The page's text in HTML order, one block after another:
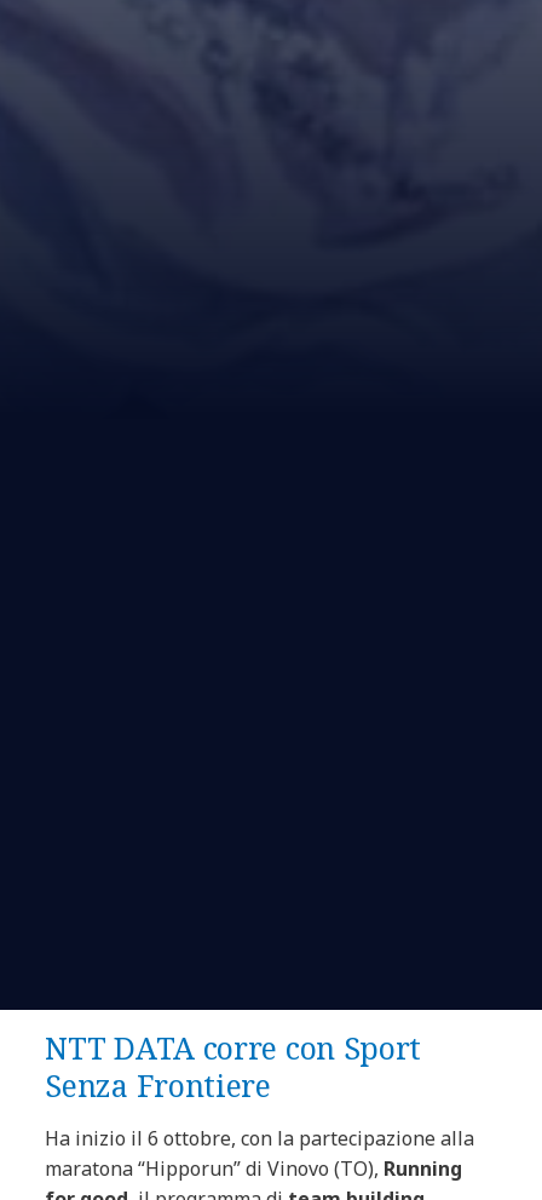
NTT DATA corre con Sport
Senza Frontiere
Ha inizio il 6 ottobre, con la partecipazione alla
maratona “Hipporun” di Vinovo (TO), Running